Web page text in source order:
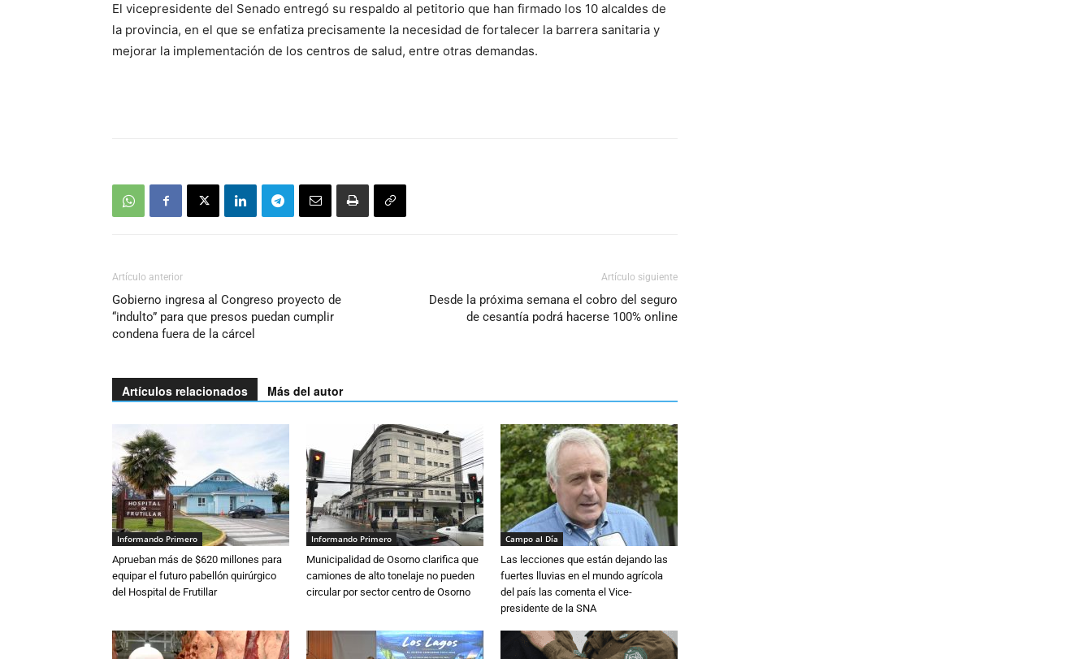
disminuir
el
El vicepresidente del Senado entregó su respaldo al petitorio que han firmado los 10 alcaldes de
la provincia, en el que se enfatiza precisamente la necesidad de fortalecer la barrera sanitaria y
mejorar la implementación de los centros de salud, entre otras demandas.
Artículo anterior
Gobierno ingresa al Congreso proyecto de
“indulto” para que presos puedan cumplir
condena fuera de la cárcel
Artículo siguiente
Desde la próxima semana el cobro del seguro
de cesantía podrá hacerse 100% online
Artículos relacionados Más del autor
Informando Primero
Aprueban más de $620 millones para
equipar el futuro pabellón quirúrgico
del Hospital de Frutillar
Informando Primero
Municipalidad de Osorno clarifica que
camiones de alto tonelaje no pueden
circular por sector centro de Osorno
Campo al Día
Las lecciones que están dejando las
fuertes lluvias en el mundo agrícola
del país las comenta el Vice-
presidente de la SNA